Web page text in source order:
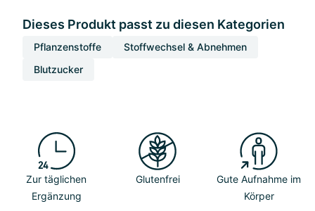
Dieses Produkt passt zu diesen Kategorien
Pflanzenstoffe
Stoffwechsel & Abnehmen
Blutzucker
Zur täglichen
Ergänzung
Glutenfrei
Gute Aufnahme im
Körper